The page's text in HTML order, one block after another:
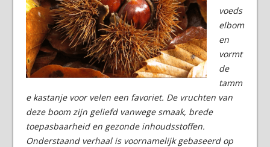
voeds
elbom
en
vormt
de
tamm
e kastanje voor velen een favoriet. De vruchten van
deze boom zijn geliefd vanwege smaak, brede
toepasbaarheid en gezonde inhoudsstoffen.
Onderstaand verhaal is voornamelijk gebaseerd op